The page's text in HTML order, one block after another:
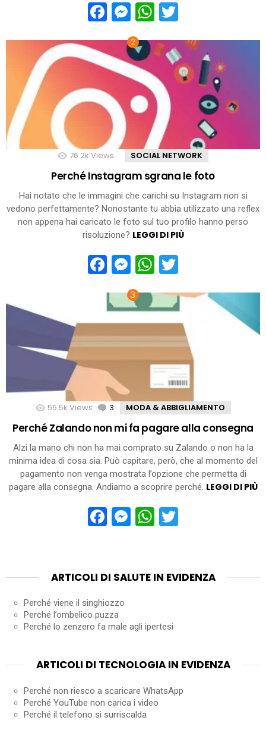
Facebook
Messenger
WhatsApp
76.2k Views SOCIAL NETWORK
Perché Instagram sgrana le foto
Hai notato che le immagini che carichi su Instagram non si
vedono perfettamente? Nonostante tu abbia utilizzato una reflex
non appena hai caricato le foto sul tuo profilo hanno perso
risoluzione? LEGGI DI PIÙ
Facebook
Messenger
WhatsApp
55.5k Views 3 Comments
MODA & ABBIGLIAMENTO
Perché Zalando non mi fa pagare alla consegna
Alzi la mano chi non ha mai comprato su Zalando o non ha la
minima idea di cosa sia. Può capitare, però, che al momento del
pagamento non venga mostrata l’opzione che permetta di
pagare alla consegna. Andiamo a scoprire perché. LEGGI DI PIÙ
Facebook
Messenger
WhatsApp
ARTICOLI DI SALUTE IN EVIDENZA
Perché viene il singhiozzo
Perché l’ombelico puzza
Perché lo zenzero fa male agli ipertesi
ARTICOLI DI TECNOLOGIA IN EVIDENZA
Perché non riesco a scaricare WhatsApp
Perché YouTube non carica i video
Perché il telefono si surriscalda